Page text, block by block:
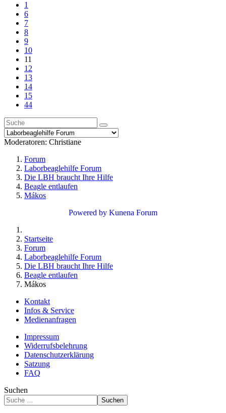
1
6
7
8
9
10
11
12
13
14
15
44
Moderatoren: Christiane
Forum
Laborbeaglehilfe Forum
Die LBH braucht Ihre Hilfe
Beagle entlaufen
Mákos
Powered by Kunena Forum
Startseite
Forum
Laborbeaglehilfe Forum
Die LBH braucht Ihre Hilfe
Beagle entlaufen
Mákos
Kontakt
Infos & Service
Medienanfragen
Impressum
Widerrufsbelehrung
Datenschutzerklärung
Satzung
FAQ
Suchen
Suchen